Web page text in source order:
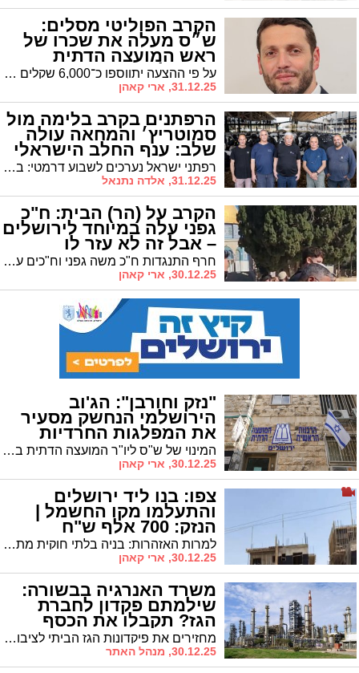
הקרב הפוליטי מסלים:
ש״ס מעלה את שכרו של
ראש המועצה הדתית
בירושלים על פי ההצעה יתווספו כ־6,000 שקלים לשכר "בעיר שבה מעל מיליון תושבים" • במקביל אושרה העלאת שכר מתונה יותר למנכ״לי רשויות קטנות - הכל על חשבון משלמי הארנונה
31.12.25, ארי קאהן
הרפתנים בקרב בלימה מול
סמוטריץ׳ והמחאה עולה
שלב: ענף החלב הישראלי
בסכנת סגירה רפתני ישראל נערכים לשבוע דרמטי: בקרוב יוכרע עתידו של ענף החלב הישראלי והרפתנים זועקים: במחאה להסרת קידומה של רפורמת החלב שמוביל סמוטריץ׳: אל תיתן יד להפקרת אדמות הלאום בשם חיסכון של כמה שקלים בעוד שר האוצר מנופף בהוזלת מחירים, הרפתנים מזהירים: מאחורי המילה "רפורמה" מסתתר חיסול של 400 רפתות והפקרת החלב למדינות עוינות. בכיר בענף: "זהו גזר דין מוות להתיישבות. במקום שבו לא תהיה חקלאות לא יהיה גבול״.
31.12.25, אלדה נתנאל
הקרב על (הר) הבית: ח"כ
גפני עלה במיוחד לירושלים
– אבל זה לא עזר לו
חרף התנגדות ח"כ משה גפני וח"כים ערבים - מנהלת הר הבית הוחזרה לרשימת העמותות שפטורות ממס • גפני הטיח בח"כ מעוצמה יהודית: "אתה אנטישמי" • ומי עוד תמך?
30.12.25, ארי קאהן
"נזק וחורבן": הג'וב
הירושלמי הנחשק מסעיר
את המפלגות החרדיות
בכנסת המינוי של ש"ס ליו"ר המועצה הדתית בירושלים 'הקפיץ' את יו"ר דגל התורה שתקף: "מותירים נזק וחורבן" • בלשכת מלכיאלי עקצו בתגובה: "קצת צניעות מהמפלגה הקטנה בכנסת" • מכאן זה רק מסלים
30.12.25, ארי קאהן
צפו: בנו ליד ירושלים
והתעלמו מקו החשמל |
הנזק: 700 אלף ש"ח
למרות האזהרות: בניה בלתי חוקית מתחת לקו מתח גבוה גרמה לסכנת חיים • חברת החשמל הוכרחה להעתיק את הקו בעלות העצומה
30.12.25, ארי קאהן
משרד האנרגיה בבשורה:
שילמתם פקדון לחברת
הגז? תקבלו את הכסף
בחזרה מחזירים את פיקדונות הגז הביתי לציבור: לאחר שנים של גבייה עודפת - מינהל הדלק והגז במשרד האנרגיה והתשתיות יוצא לדרך עם שימוע ציבורי למהלך מקיף וכולל שנועד להבטיח החזר כספי הוגן, שקוף ואוטומטי לצרכני הגפ״מ
30.12.25, מנהל האתר